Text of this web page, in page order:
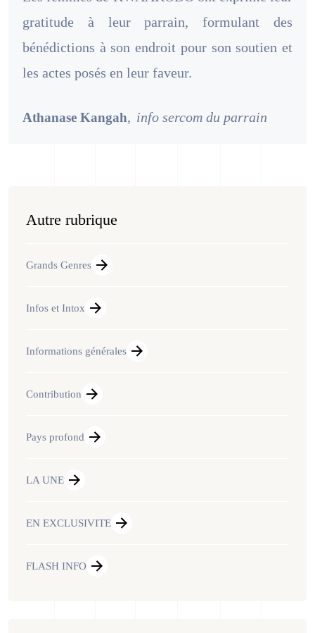
gratitude à leur parrain, formulant des
bénédictions à son endroit pour son soutien et
les actes posés en leur faveur.
Athanase Kangah, info sercom du parrain
Autre rubrique
Grands Genres
Infos et Intox
Informations générales
Contribution
Pays profond
LA UNE
EN EXCLUSIVITE
FLASH INFO